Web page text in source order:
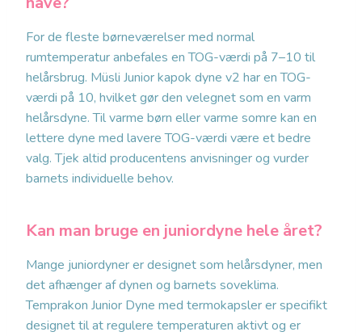
For de fleste børneværelser med normal
rumtemperatur anbefales en TOG-værdi på 7–10 til
helårsbrug. Müsli Junior kapok dyne v2 har en TOG-
værdi på 10, hvilket gør den velegnet som en varm
helårsdyne. Til varme børn eller varme somre kan en
lettere dyne med lavere TOG-værdi være et bedre
valg. Tjek altid producentens anvisninger og vurder
barnets individuelle behov.
Kan man bruge en juniordyne hele året?
Mange juniordyner er designet som helårsdyner, men
det afhænger af dynen og barnets soveklima.
Temprakon Junior Dyne med termokapsler er specifikt
designet til at regulere temperaturen aktivt og er